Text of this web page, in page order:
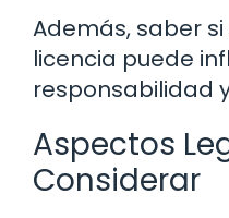
Además, saber
licencia puede
responsabilidad
Aspectos
Considerar